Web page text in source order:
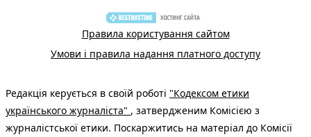
Правила користування сайтом
Умови і правила надання платного доступу
Редакція керується в своїй роботі "Кодексом етики
українського журналіста" , затвердженим Комісією з
журналістської етики. Поскаржитись на матеріал до Комісії